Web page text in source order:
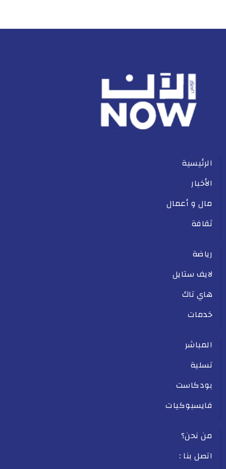
الرئيسية
الأخبار
مال و أعمال
ثقافة
رياضة
لايف ستايل
هاي تاك
خدمات
المباشر
تسلية
بودكاست
فايسبوكيات
من نحن؟
اتصل بنا :